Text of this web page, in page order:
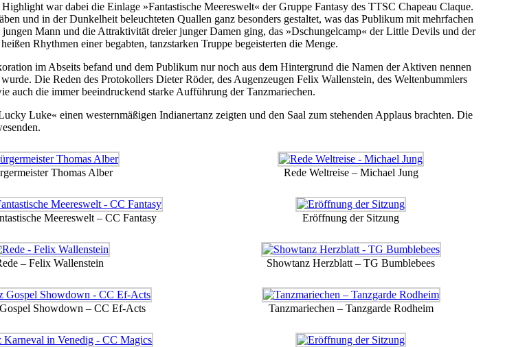
war dabei die Einlage »Fantastische Meereswelt« der Gruppe Fantasy des TTSC Chapeau Claque.
und in der Dunkelheit beleuchteten Quallen ganz besonders gestaltet, was das Publikum mit mehrfachen
Mann und die Attraktivität dreier junger Damen ging, das »Dschungelcamp« der Little Devils und der
Rhythmen einer begabten, tanzstarken Truppe begeisterten die Menge.
im Abseits befand und dem Publikum nur noch aus dem Hintergrund die Namen der Aktiven nennen
Die Reden des Protokollers Dieter Röder, des Augenzeugen Felix Wallenstein, des Weltenbummlers
auch die immer beeindruckend starke Aufführung der Tanzmariechen.
Luke« einen westernmäßigen Indianertanz zeigten und den Saal zum stehenden Applaus brachten. Die
Thomas Alber Rede Weltreise – Michael Jung
Meereswelt – CC Fantasy Eröffnung der Sitzung
– Felix Wallenstein Showtanz Herzblatt – TG Bumblebees
Showdown – CC Ef-Acts Tanzmariechen – Tanzgarde Rodheim